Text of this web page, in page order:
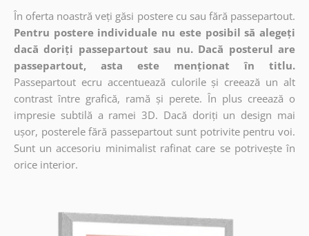
În oferta noastră veți găsi postere cu sau fără passepartout.
Pentru postere individuale nu este posibil să alegeți
dacă doriți passepartout sau nu. Dacă posterul are
passepartout, asta este menționat în titlu.
Passepartout ecru accentuează culorile și creează un alt
contrast între grafică, ramă și perete. În plus creează o
impresie subtilă a ramei 3D. Dacă doriți un design mai
ușor, posterele fără passepartout sunt potrivite pentru voi.
Sunt un accesoriu minimalist rafinat care se potrivește în
orice interior.